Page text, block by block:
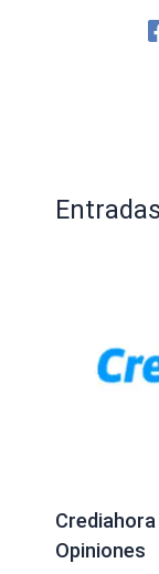
Opiniones